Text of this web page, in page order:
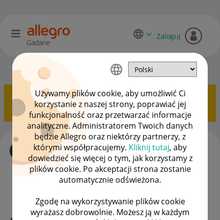
Używamy plików cookie, aby umożliwić Ci
korzystanie z naszej strony, poprawiać jej
funkcjonalność oraz przetwarzać informacje
analityczne. Administratorem Twoich danych
będzie Allegro oraz niektórzy partnerzy, z
którymi współpracujemy. Kliknij tutaj, aby
dowiedzieć się więcej o tym, jak korzystamy z
plików cookie. Po akceptacji strona zostanie
automatycznie odświeżona.
Zgodę na wykorzystywanie plików cookie
wyrażasz dobrowolnie. Możesz ją w każdym
Gadane
Zaloguj
Początkujący sprzedawcy OPCJE
Pokazywanie tematów z etykietąDostawa
Kurierem.Pokaż wszystkie tematy
Usługa kurierska a zwolnienie z VAT
autorczas_zdrowiaz‎08-04-2024
15:51
Ostatnio opublikowano w dniu‎04-05-2024 23:37, autor
NajlepszyComPL
Pocztex - podjazd kuriera